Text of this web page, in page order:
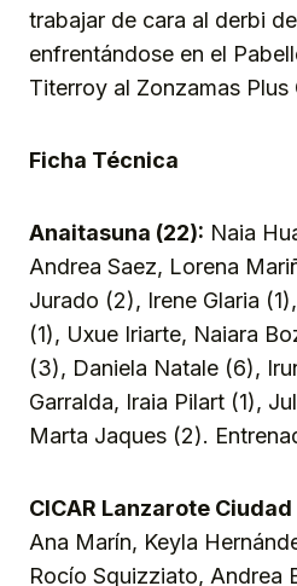
trabajar de cara al derbi
enfrentándose en el
Titerroy al Zonzamas Plus
Ficha Técnica
Anaitasuna (22): Naia
Andrea Saez, Lorena
Jurado (2), Irene Glaria
(1), Uxue Iriarte, Naiara
(3), Daniela Natale (6),
Garralda, Iraia Pilart (1),
Marta Jaques (2).
CICAR Lanzarote
Ana Marín, Keyla
Rocío Squizziato, Andrea